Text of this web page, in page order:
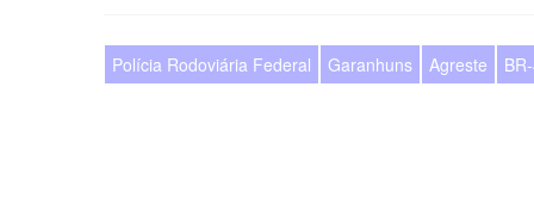
Polícia Rodoviária Federal Garanhuns Agreste